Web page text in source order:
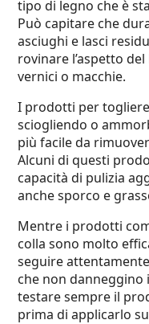
tipo di legno che è
Può capitare che
asciughi e lasci
rovinare l’aspetto
vernici o macchie.
I prodotti per
sciogliendo o
più facile da
Alcuni di questi
capacità di pulizia
anche sporco e
Mentre i prodotti
colla sono molto
seguire
che non danneggino
testare sempre il
prima di applicarlo